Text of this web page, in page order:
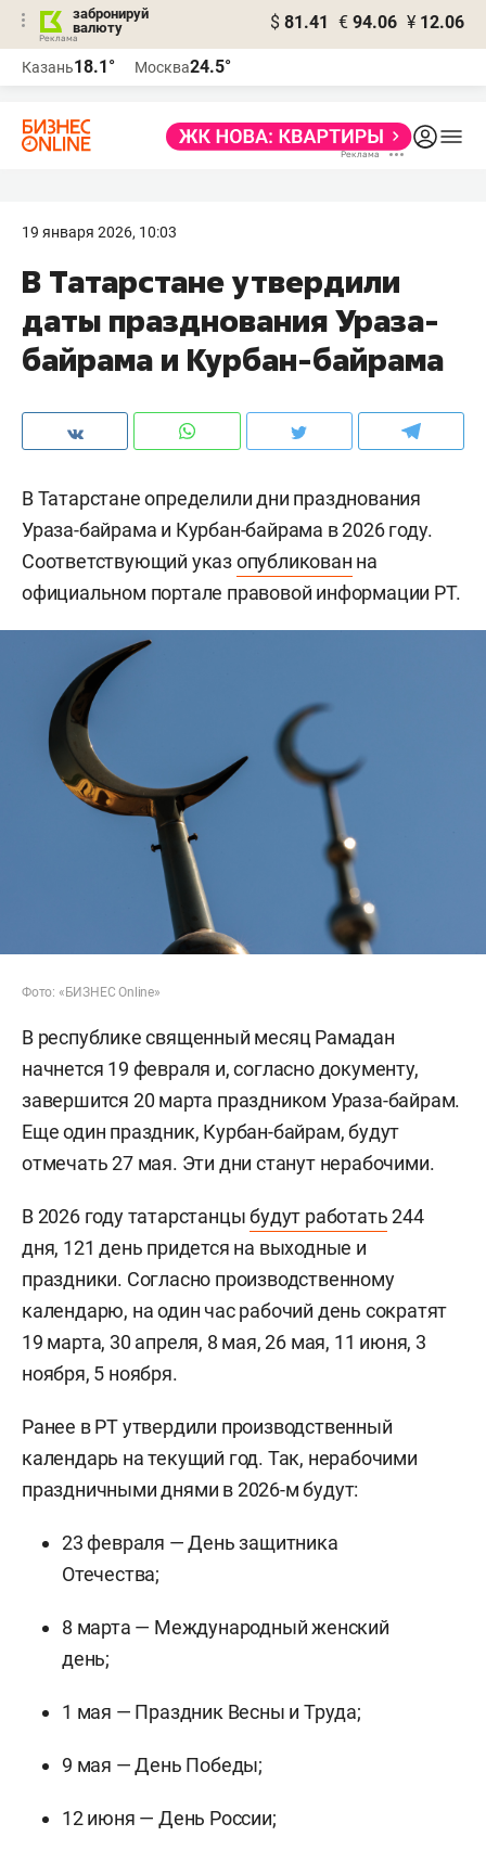
забронируй
валюту
$ 81.41 € 94.06 ¥ 12.06
Казань18.1° Москва24.5°
19 января 2026, 10:03
В Татарстане утвердили
даты празднования Ураза-
байрама и Курбан-байрама
В Татарстане определили дни празднования
Ураза-байрама и Курбан-байрама в 2026 году.
Соответствующий указопубликован на
официальном портале правовой информации РТ.
Фото: «БИЗНЕС Online»
В республике священный месяц Рамадан
начнется 19 февраля и, согласно документу,
завершится 20 марта праздником Ураза-байрам.
Еще один праздник, Курбан-байрам, будут
отмечать 27 мая. Эти дни станут нерабочими.
В 2026 году татарстанцыбудут работать244
дня, 121 день придется на выходные и
праздники. Согласно производственному
календарю, на один час рабочий день сократят
19 марта, 30 апреля, 8 мая, 26 мая, 11 июня, 3
ноября, 5 ноября.
Ранее в РТ утвердили производственный
календарь на текущий год. Так, нерабочими
праздничными днями в 2026-м будут:
23 февраля — День защитника
Отечества;
8 марта — Международный женский
день;
1 мая — Праздник Весны и Труда;
9 мая — День Победы;
12 июня — День России;